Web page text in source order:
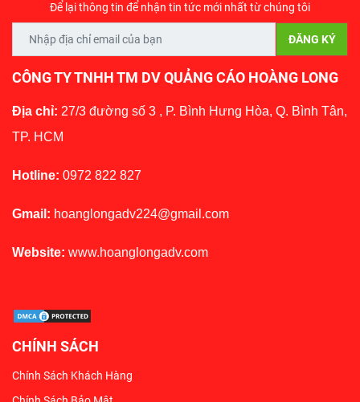
Để lại thông tin để nhận tin tức mới nhất từ chúng tôi
CÔNG TY TNHH TM DV QUẢNG CÁO HOÀNG LONG
Địa chỉ: 27/3 đường số 3 , P. Bình Hưng Hòa, Q. Bình Tân,
TP. HCM
Hotline: 0972 822 827
Gmail: hoanglongadv224@gmail.com
Website: www.hoanglongadv.com
CHÍNH SÁCH
Chính Sách Khách Hàng